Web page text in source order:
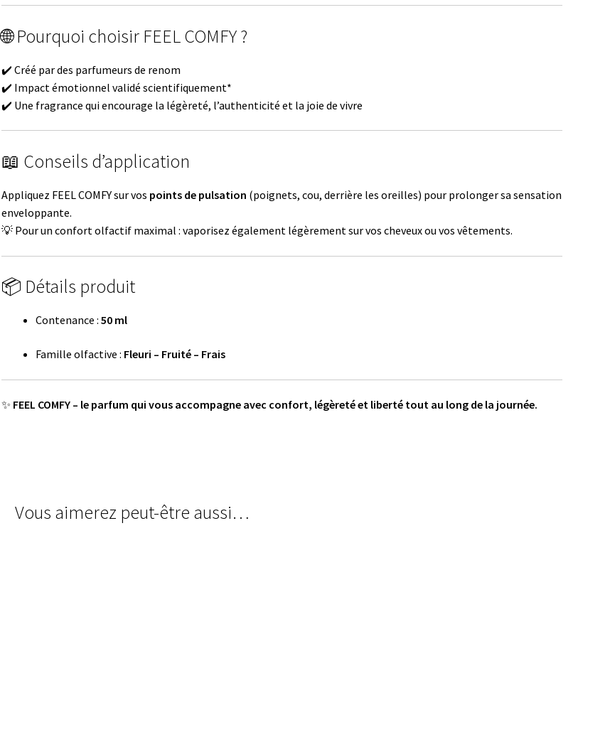
🌐 Pourquoi choisir FEEL COMFY ?
✔️ Créé par des parfumeurs de renom
✔️ Impact émotionnel validé scientifiquement*
✔️ Une fragrance qui encourage la légèreté, l’authenticité et la joie de vivre
📖 Conseils d’application
Appliquez FEEL COMFY sur vos points de pulsation (poignets, cou, derrière les oreilles) pour prolonger sa sensation
enveloppante.
💡 Pour un confort olfactif maximal : vaporisez également légèrement sur vos cheveux ou vos vêtements.
📦 Détails produit
Contenance : 50 ml
Famille olfactive : Fleuri – Fruité – Frais
✨ FEEL COMFY – le parfum qui vous accompagne avec confort, légèreté et liberté tout au long de la journée.
Vous aimerez peut-être aussi…